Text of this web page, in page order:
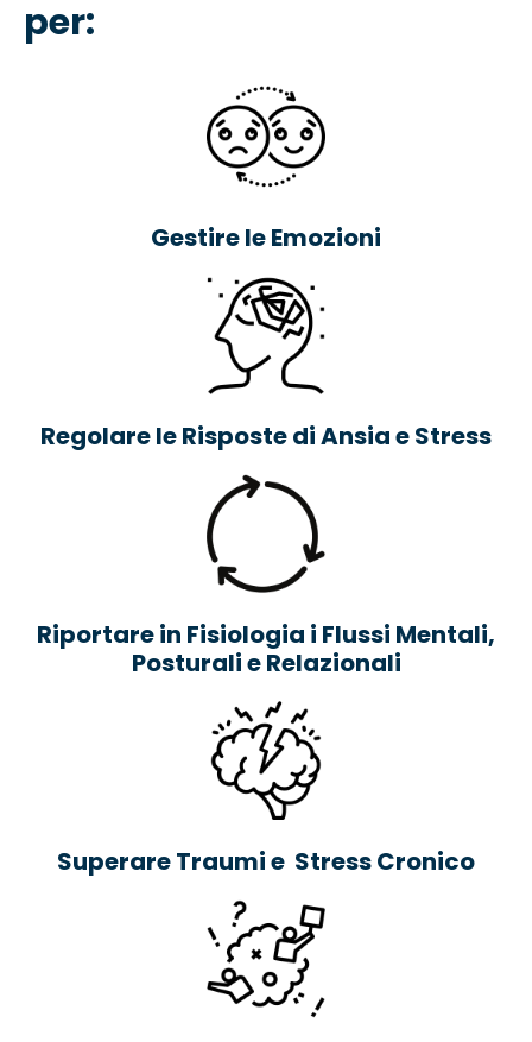
per:
Gestire le Emozioni
Regolare le Risposte di Ansia e Stress
Riportare in Fisiologia i Flussi Mentali,
Posturali e Relazionali
Superare Traumi e Stress Cronico